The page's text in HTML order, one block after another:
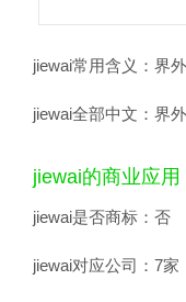
jiewai常用含义： 界外
jiewai全部中文： 界
jiewai的商业应用
jiewai是否商标： 否
jiewai对应公司： 7家